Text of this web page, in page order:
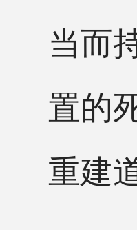
当而
置的
重建